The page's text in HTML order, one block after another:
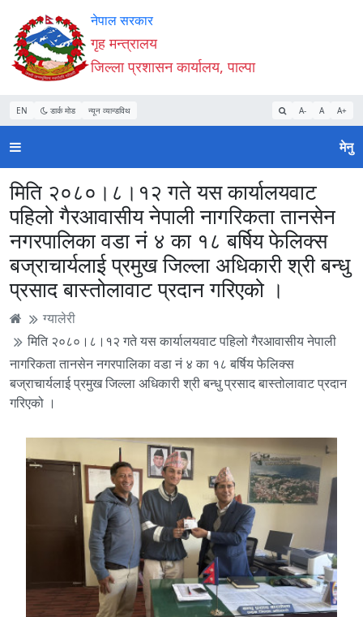
Accessibility
Mode
सुरु
गर्नुहोस्
सामाग्री
पढ्नुहाेस्
नेभिगेसन
पढ्नुहाेस्
वेबसाइट
खोजमा
जानुहोस्
नेपाल सरकार
गृह मन्त्रालय
जिल्ला प्रशासन कार्यालय, पाल्पा
EN डार्क मोड न्यून व्यान्डविथ A- A A+
मेनु
मिति २०८०।८।१२ गते यस कार्यालयवाट
पहिलो गैरआवासीय नेपाली नागरिकता तानसेन
नगरपालिका वडा नं‍ ४ का १८ बर्षिय फेलिक्स
बज्राचार्यलाई प्रमुख जिल्ला अधिकारी श्री बन्धु
प्रसाद बास्तोलावाट प्रदान गरिएको ।
ग्यालेरी
मिति २०८०।८।१२ गते यस कार्यालयवाट पहिलो गैरआवासीय नेपाली
नागरिकता तानसेन नगरपालिका वडा नं‍ ४ का १८ बर्षिय फेलिक्स
बज्राचार्यलाई प्रमुख जिल्ला अधिकारी श्री बन्धु प्रसाद बास्तोलावाट प्रदान
गरिएको ।